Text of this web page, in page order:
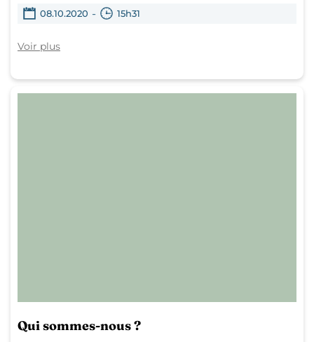
08.10.2020 - 15h31
Voir plus
Qui sommes-nous ?